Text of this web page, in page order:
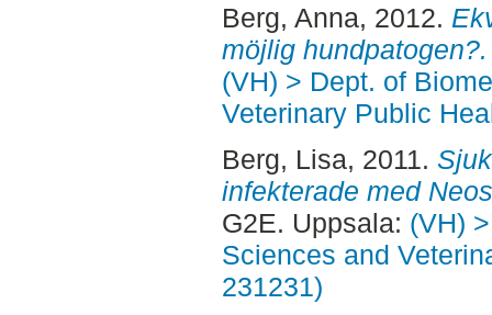
Berg, Anna, 2012.
möjlig hundpatogen?.
(VH) > Dept. of
Veterinary Public
Berg, Lisa, 2011.
infekterade med
G2E. Uppsala: (VH)
Sciences and
231231)